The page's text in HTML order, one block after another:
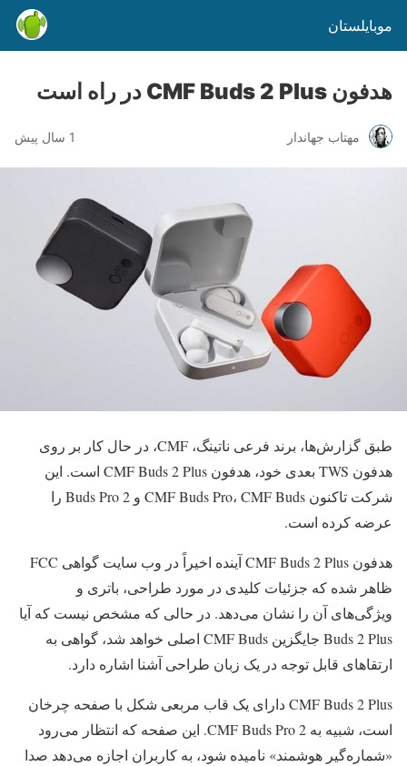
موبایلستان
هدفون CMF Buds 2 Plus در راه است
مهتاب جهاندار 1 سال پیش
طبق گزارش‌ها، برند فرعی ناتینگ، CMF، در حال کار بر روی
هدفون TWS بعدی خود، هدفون CMF Buds 2 Plus است. این
شرکت تاکنون CMF Buds Pro، CMF Buds و Buds Pro 2 را
عرضه کرده است.
هدفون CMF Buds 2 Plus آینده اخیراً در وب سایت گواهی FCC
ظاهر شده که جزئیات کلیدی در مورد طراحی، باتری و
ویژگی‌های آن را نشان می‌دهد. در حالی که مشخص نیست که آیا
Buds 2 Plus جایگزین CMF Buds اصلی خواهد شد، گواهی به
ارتقاهای قابل توجه در یک زبان طراحی آشنا اشاره دارد.
CMF Buds 2 Plus دارای یک قاب مربعی شکل با صفحه چرخان
است، شبیه به CMF Buds Pro 2. این صفحه که انتظار می‌رود
«شماره‌گیر هوشمند» نامیده شود، به کاربران اجازه می‌دهد صدا